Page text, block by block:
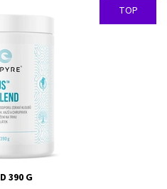
TOP
naprostou špičku toho, co je
k dostání. Obsahuje celkem 9...
390 G